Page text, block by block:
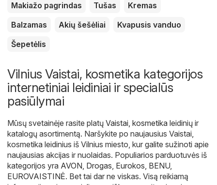
Makiažo pagrindas
Tušas
Kremas
Balzamas
Akių šešėliai
Kvapusis vanduo
Šepetėlis
Vilnius Vaistai, kosmetika kategorijos
internetiniai leidiniai ir specialūs
pasiūlymai
Mūsų svetainėje rasite platų Vaistai, kosmetika leidinių ir
katalogų asortimentą. Naršykite po naujausius Vaistai,
kosmetika leidinius iš Vilnius miesto, kur galite sužinoti apie
naujausias akcijas ir nuolaidas. Populiarios parduotuvės iš
kategorijos yra AVON, Drogas, Eurokos, BENU,
EUROVAISTINĖ. Bet tai dar ne viskas. Visą reikiamą